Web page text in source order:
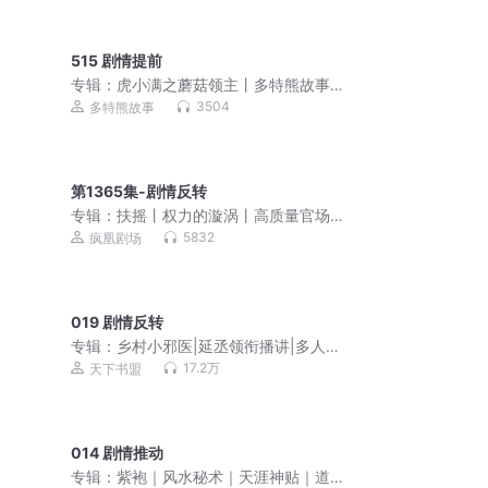
515 剧情提前
专辑： 虎小满之蘑菇领主丨多特熊故事
丨虎小满领主系列
多特熊故事 3504
第1365集-剧情反转
专辑：扶摇丨权力的漩涡丨高质量官场
【都市多女主】
疯凰剧场 5832
019 剧情反转
专辑： 乡村小邪医|延丞领衔播讲|多人有
声剧天下书盟 17.2万
014 剧情推动
专辑：紫袍｜风水秘术｜天涯神贴｜道